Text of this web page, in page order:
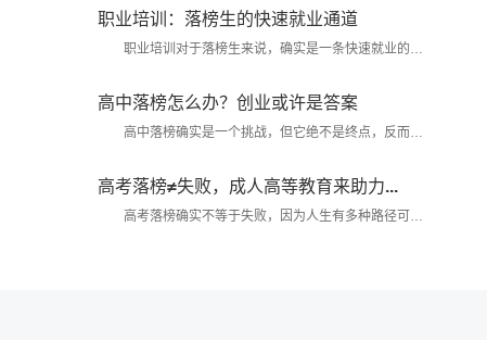
想的终结，网络教育为那些渴望继续深造的人们提供了另
一种实现大学梦...
职业培训：落榜生的快速就业通道
职业培训对于落榜生来说，确实是一条快速就业的有
高中落榜怎么办？创业或许是答案
高中落榜确实是一个挑战，但它绝不是终点，反而是
得考虑的选择...
高考落榜≠失败，成人高等教育来助力...
高考落榜确实不等于失败，因为人生有多种路径可以